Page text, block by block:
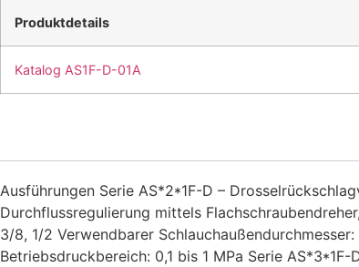
Produktdetails
Katalog AS1F-D-01A
Ausführungen Serie AS*2*1F-D –
Durchflussregulierung mittels
3/8, 1/2 Verwendbarer
Betriebsdruckbereich: 0,1 bis 1 MPa Serie